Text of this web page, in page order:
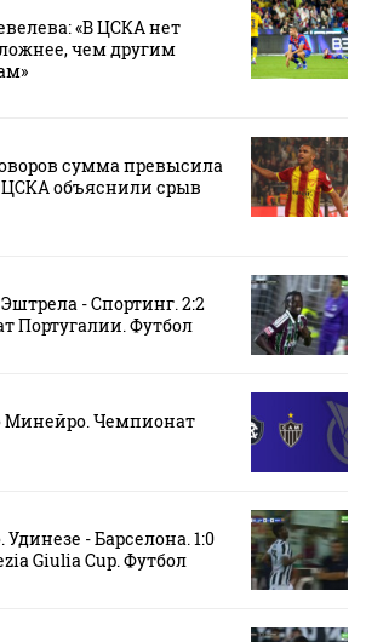
«В ЦСКА нет
чем другим
сумма превысила
объяснили срыв
- Спортинг. 2:2
Португалии. Футбол
Минейро. Чемпионат
- Барселона. 1:0
Giulia Cup. Футбол